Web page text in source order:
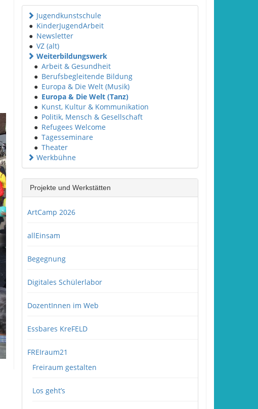
Jugendkunstschule
● KinderJugendArbeit
● Newsletter
● VZ (alt)
Weiterbildungswerk
● Arbeit & Gesundheit
● Berufsbegleitende Bildung
● Europa & Die Welt (Musik)
● Europa & Die Welt (Tanz)
● Kunst, Kultur & Kommunikation
● Politik, Mensch & Gesellschaft
● Refugees Welcome
● Tagesseminare
● Theater
Werkbühne
Projekte und Werkstätten
ArtCamp 2026
allEinsam
Begegnung
Digitales Schülerlabor
DozentInnen im Web
Essbares KreFELD
FREIraum21
Freiraum gestalten
Los geht’s